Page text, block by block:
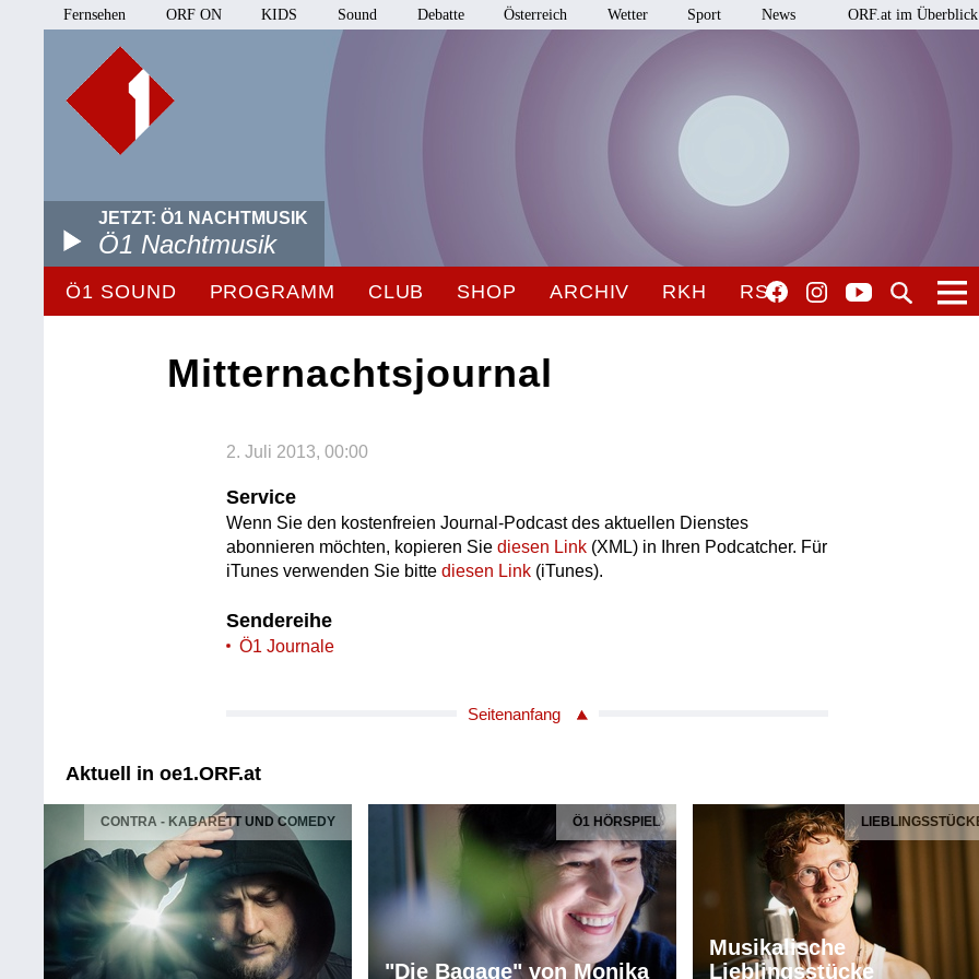
Fernsehen ORF ON KIDS Sound Debatte Österreich Wetter Sport News ORF.at im Überblick
JETZT: Ö1 NACHTMUSIK
Ö1 Nachtmusik
Ö1 SOUND PROGRAMM CLUB SHOP ARCHIV RKH RSO
Mitternachtsjournal
2. Juli 2013, 00:00
Service
Wenn Sie den kostenfreien Journal-Podcast des aktuellen Dienstes
abonnieren möchten, kopieren Siediesen Link (XML) in Ihren Podcatcher. Für
iTunes verwenden Sie bittediesen Link (iTunes).
Sendereihe
Ö1 Journale
Seitenanfang
Aktuell in oe1.ORF.at
CONTRA - KABARETT UND COMEDY Ö1 HÖRSPIEL
"Die Bagage" von Monika
Musikalische
Lieblingsstücke